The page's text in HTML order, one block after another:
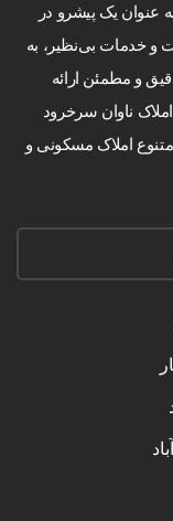
عنوان یک پیشرو در
و خدمات بی‌نظیر، به
و مطمئن ارائه
ناوان سرخرود
املاک مسکونی و